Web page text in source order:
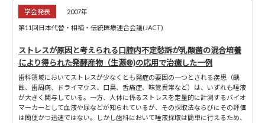
学会発表 2007年
第11回日本代替・相補・伝統医療連合会議(JACT)
ストレスが原因と考えられる口腔内不定愁訴が乳酸菌の混合培養
により得られた発酵産物（生源®)の応用で治癒した一例
歯科領域においてストレスが少なくとも発症の要因の一つとされる疾患（齲
蝕、歯周病、ドライマウス、口臭、舌痛症、味覚異常など）は、いずれも唾液
が大きく関与している。一方、人体に係るストレスを定量的に計測するバイオ
マーカーとして血液や尿などが知られているが、その採取法ならびにその評価
は簡便かつ迅速ではない。しかし歯科において唾液採取は簡単に行えるため、